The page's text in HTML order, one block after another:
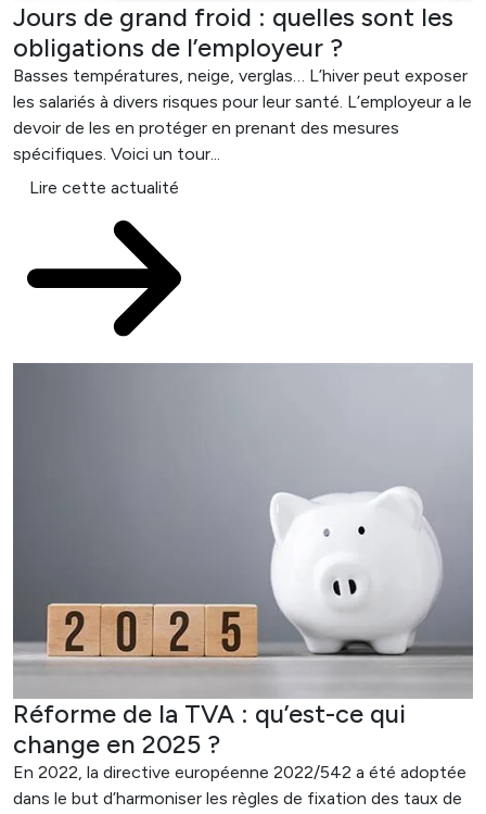
Jours de grand froid : quelles sont les
obligations de l’employeur ?
Basses températures, neige, verglas… L’hiver peut exposer
les salariés à divers risques pour leur santé. L’employeur a le
devoir de les en protéger en prenant des mesures
spécifiques. Voici un tour...
Lire cette actualité
Réforme de la TVA : qu’est-ce qui
change en 2025 ?
En 2022, la directive européenne 2022/542 a été adoptée
dans le but d’harmoniser les règles de fixation des taux de